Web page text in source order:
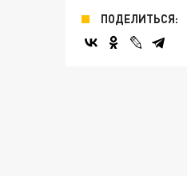
ПОДЕЛИТЬСЯ: